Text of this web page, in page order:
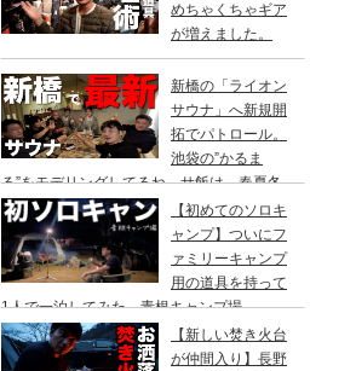
めちゃくちゃギア
が増えました。
新橋の「ライオン
サウナ」へ新規開
拓でパトロール。
池袋の”かるま
る”をモデリングしてるね。サ飯は、春夏冬
にて。
【初めてのソロキ
ャンプ】ついにフ
ァミリーキャンプ
用の道具を持って
1人で一泊してみた。青根キャンプ場
【新しい焚き火台
が仲間入り】長野